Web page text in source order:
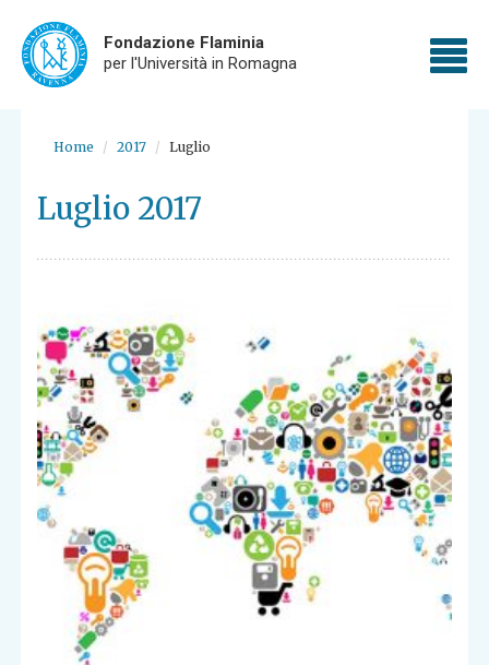
Fondazione Flaminia
per l'Università in Romagna
Home 2017 Luglio
Luglio 2017